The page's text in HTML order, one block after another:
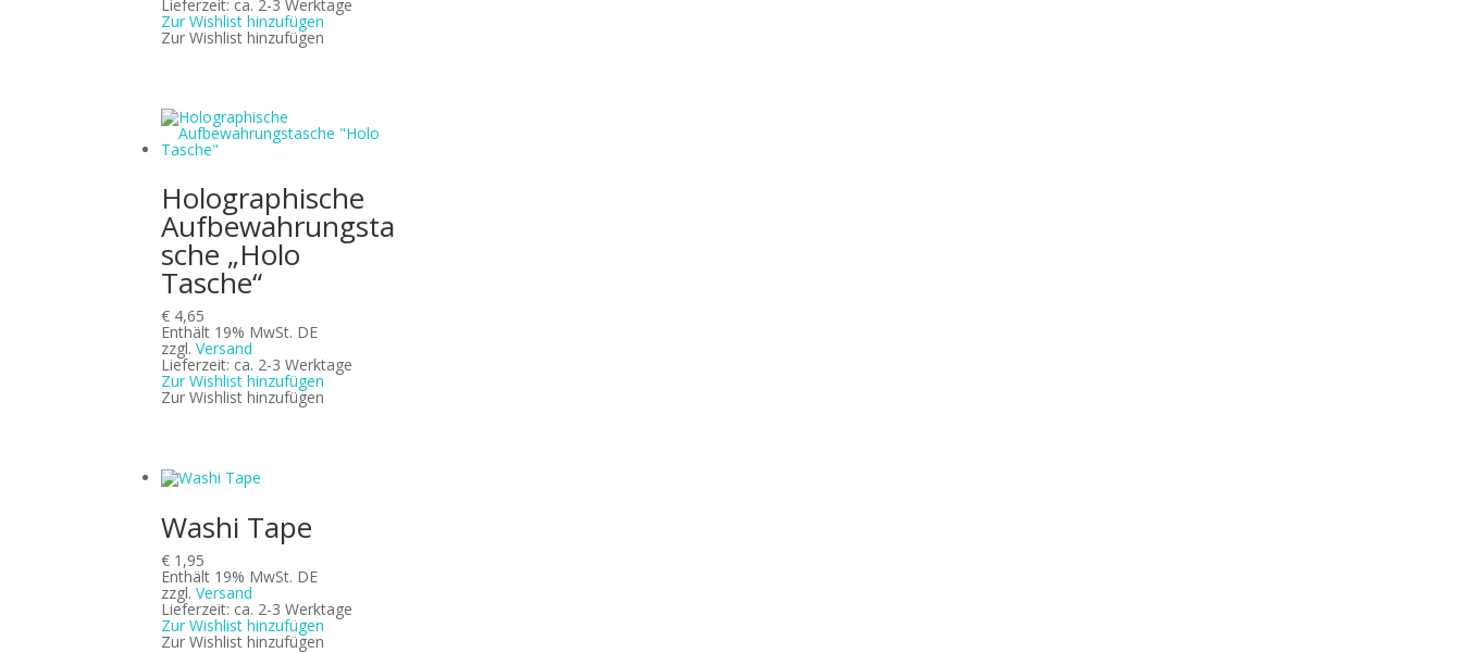
Lieferzeit: ca. 2-3 Werktage
Zur Wishlist hinzufügen
Zur Wishlist hinzufügen
Holographische
Aufbewahrungsta
sche „Holo
Tasche“
€ 4,65
Enthält 19% MwSt. DE
zzgl.Versand
Lieferzeit: ca. 2-3 Werktage
Zur Wishlist hinzufügen
Zur Wishlist hinzufügen
Washi Tape
€ 1,95
Enthält 19% MwSt. DE
zzgl.Versand
Lieferzeit: ca. 2-3 Werktage
Zur Wishlist hinzufügen
Zur Wishlist hinzufügen